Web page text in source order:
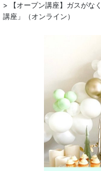
>
【オープン講座】ガスが
講座」（オンライン）